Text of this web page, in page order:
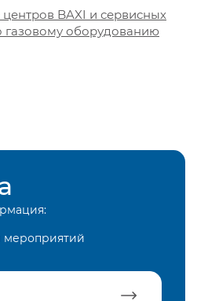
BAXI и сервисных
газовому оборудованию
мероприятий